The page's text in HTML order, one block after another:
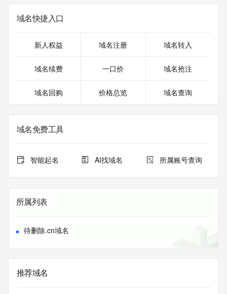
域名快捷入口
新人权益 域名注册 域名转入
域名续费 一口价 域名抢注
域名回购 价格总览 域名查询
域名免费工具
智能起名 AI找域名 所属账号查询
所属列表
待删除.cn域名
推荐域名